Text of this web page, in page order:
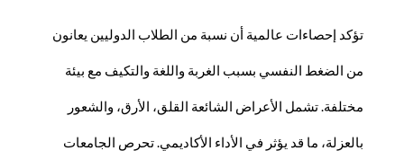
تؤكد إحصاءات عالمية أن نسبة من الطلاب الدوليين يعانون
من الضغط النفسي بسبب الغربة واللغة والتكيف مع بيئة
مختلفة. تشمل الأعراض الشائعة القلق، الأرق، والشعور
بالعزلة، ما قد يؤثر في الأداء الأكاديمي. تحرص الجامعات